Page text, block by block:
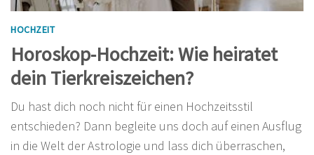
HOCHZEIT
Horoskop-Hochzeit: Wie heiratet
dein Tierkreiszeichen?
Du hast dich noch nicht für einen Hochzeitsstil
entschieden? Dann begleite uns doch auf einen Ausflug
in die Welt der Astrologie und lass dich überraschen,